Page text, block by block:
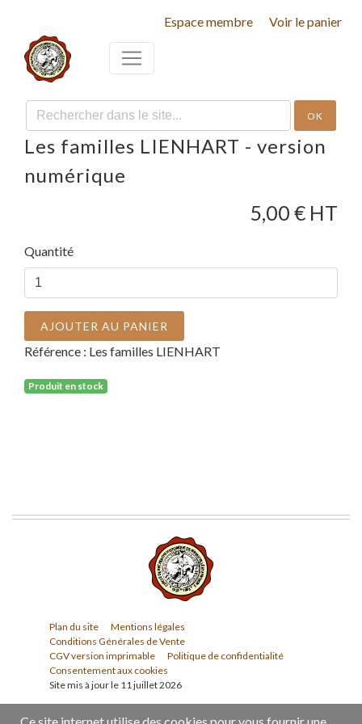
Espace membre Voir le panier
OK
Les familles LIENHART - version
numérique
5,00 € HT
Quantité
AJOUTER AU PANIER
Référence : Les familles LIENHART
Produit en stock
Plan du site
Mentions légales
Conditions Générales de Vente
CGV version imprimable
Politique de confidentialité
Consentement aux cookies
Site mis à jour le 11 juillet 2026